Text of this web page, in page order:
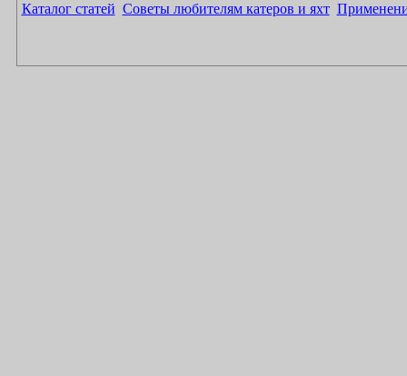
Каталог статей Советы любителям катеров и яхт